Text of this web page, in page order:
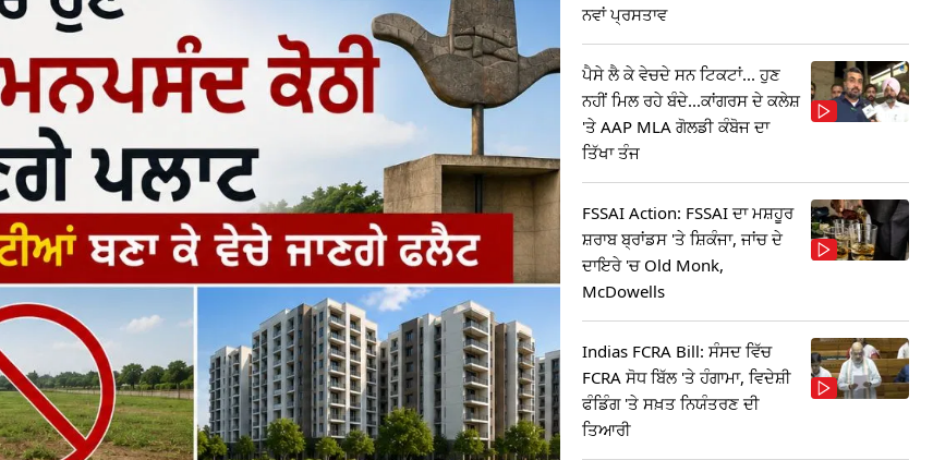
ਨਵਾਂ ਪ੍ਰਸਤਾਵ
ਪੈਸੇ ਲੈ ਕੇ ਵੇਚਦੇ ਸਨ ਟਿਕਟਾਂ... ਹੁਣ
ਨਹੀਂ ਮਿਲ ਰਹੇ ਬੰਦੇ...ਕਾਂਗਰਸ ਦੇ ਕਲੇਸ਼
'ਤੇ AAP MLA ਗੋਲਡੀ ਕੰਬੋਜ ਦਾ
ਤਿੱਖਾ ਤੰਜ
FSSAI Action: FSSAI ਦਾ ਮਸ਼ਹੂਰ
ਸ਼ਰਾਬ ਬ੍ਰਾਂਡਸ 'ਤੇ ਸ਼ਿਕੰਜਾ, ਜਾਂਚ ਦੇ
ਦਾਇਰੇ 'ਚ Old Monk,
McDowells
Indias FCRA Bill: ਸੰਸਦ ਵਿੱਚ
FCRA ਸੋਧ ਬਿੱਲ 'ਤੇ ਹੰਗਾਮਾ, ਵਿਦੇਸ਼ੀ
ਫੰਡਿੰਗ 'ਤੇ ਸਖ਼ਤ ਨਿਯੰਤਰਣ ਦੀ
ਤਿਆਰੀ